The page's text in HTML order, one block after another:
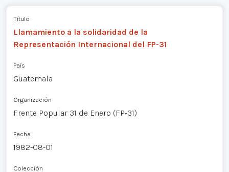
Título
Llamamiento a la solidaridad de la
Representación Internacional del FP-31
País
Guatemala
Organización
Frente Popular 31 de Enero (FP-31)
Fecha
1982-08-01
Colección